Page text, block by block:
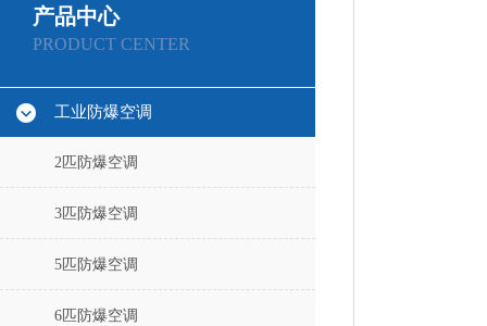
产品中心
PRODUCT CENTER
工业防爆空调
2匹防爆空调
3匹防爆空调
5匹防爆空调
6匹防爆空调